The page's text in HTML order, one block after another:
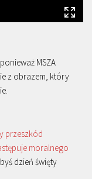
, ponieważ MSZA
z obrazem, który
przeszkód
moralnego
dzień święty